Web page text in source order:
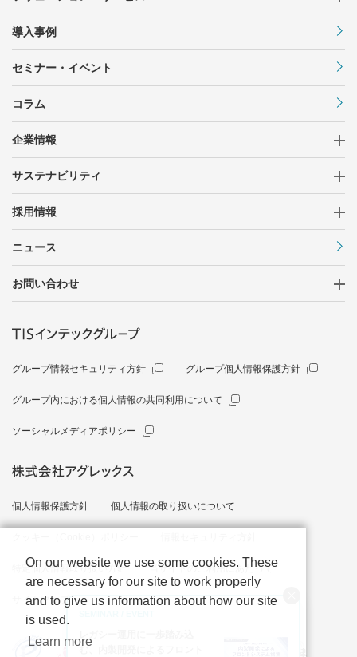
導入事例
セミナー・イベント
コラム
企業情報
サステナビリティ
採用情報
ニュース
お問い合わせ
グループ情報セキュリティ方針 グループ個人情報保護方針
グループ内における個人情報の共同利用について
ソーシャルメディアポリシー
個人情報保護方針 個人情報の取り扱いについて
特定個人情報取り扱い方針 当サイトのご利用にあたって
サイトマップ
On our website we use some cookies. These
are necessary for our site to work properly
and to give us information about how our site
is used.
Learn more